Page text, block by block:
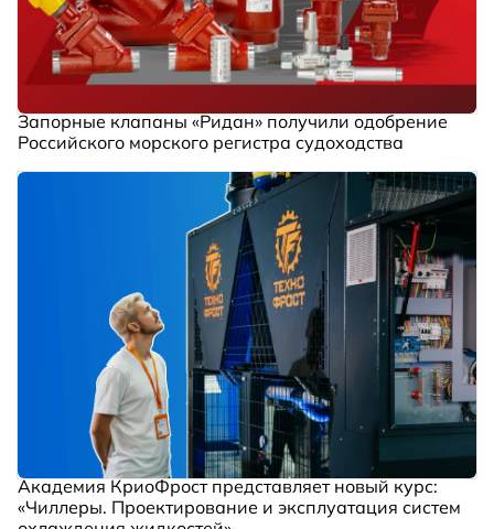
Запорные клапаны «Ридан» получили одобрение
Российского морского регистра судоходства
Академия КриоФрост представляет новый курс:
«Чиллеры. Проектирование и эксплуатация систем